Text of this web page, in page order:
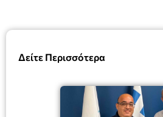
Δείτε Περισσότερα